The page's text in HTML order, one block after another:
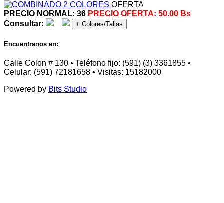
OFERTA
PRECIO NORMAL: 36PRECIO OFERTA: 50.00 Bs
Consultar:
+ Colores/Tallas
Encuentranos en:
Calle Colon # 130 • Teléfono fijo: (591) (3) 3361855 •
Celular: (591) 72181658 • Visitas: 15182000
Powered by Bits Studio